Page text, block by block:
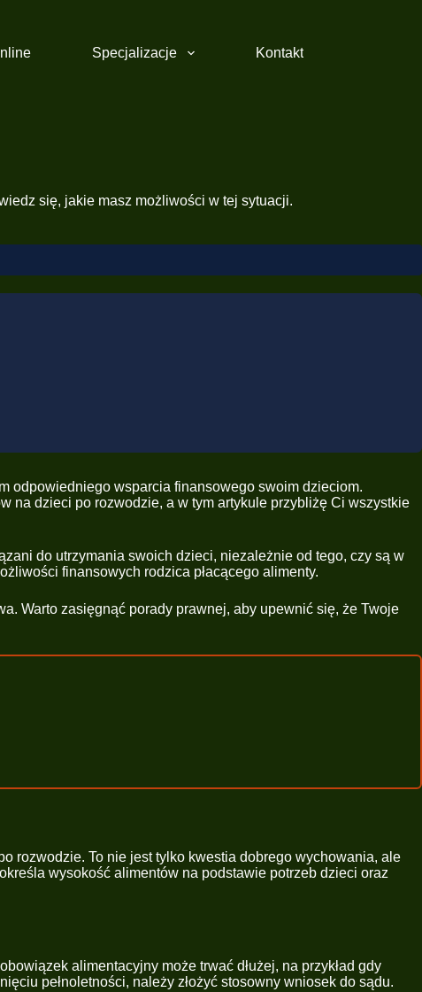
Specjalizacje Kontakt
się, jakie masz możliwości w tej sytuacji.
odpowiedniego wsparcia finansowego swoim dzieciom.
na dzieci po rozwodzie, a w tym artykule przybliżę Ci wszystkie
do utrzymania swoich dzieci, niezależnie od tego, czy są w
finansowych rodzica płacącego alimenty.
Warto zasięgnąć porady prawnej, aby upewnić się, że Twoje
rozwodzie. To nie jest tylko kwestia dobrego wychowania, ale
wysokość alimentów na podstawie potrzeb dzieci oraz
alimentacyjny może trwać dłużej, na przykład gdy
pełnoletności, należy złożyć stosowny wniosek do sądu.